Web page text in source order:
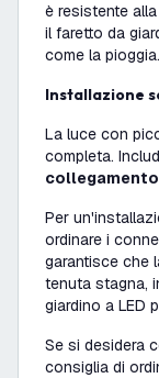
è resistente
il faretto da
come la pioggia.
Installazione
La luce con
completa.
collegamento
Per
ordinare i
garantisce che
tenuta stagna,
giardino a LED
Se si desidera
consiglia di